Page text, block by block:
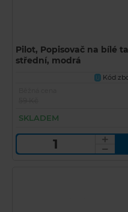
Pilot, Popisovač na bílé
střední, modrá
U
Kód
SKLADEM